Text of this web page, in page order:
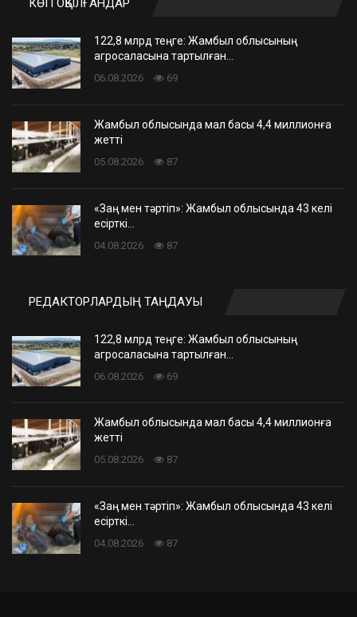
КӨП ОҚЫЛҒАНДАР
122,8 млрд теңге: Жамбыл облысының
агросаласына тартылған…
06.08.2026 69
Жамбыл облысында мал басы 4,4 миллионға
жетті
05.08.2026 87
«Заң мен тәртіп»: Жамбыл облысында 43 келі
есірткі…
04.08.2026 87
РЕДАКТОРЛАРДЫҢ ТАҢДАУЫ
122,8 млрд теңге: Жамбыл облысының
агросаласына тартылған…
06.08.2026 69
Жамбыл облысында мал басы 4,4 миллионға
жетті
05.08.2026 87
«Заң мен тәртіп»: Жамбыл облысында 43 келі
есірткі…
04.08.2026 87